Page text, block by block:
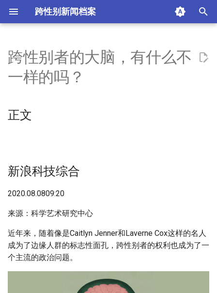
跨性别新闻档案
n
i
a
z
i
e
正文
热门评论点击查看更多
Metadata]
跨性别者的大脑，有什么不
一样的吗？
正文
新浪科技综合
2020.08.0809:20
来源：科学艺术研究中心
近年来，随着像是Caitlyn Jenner和Laverne Cox这样的名人
成为了边缘人群的标志性面孔，跨性别者的权利也成为了一
个主流的政治问题。